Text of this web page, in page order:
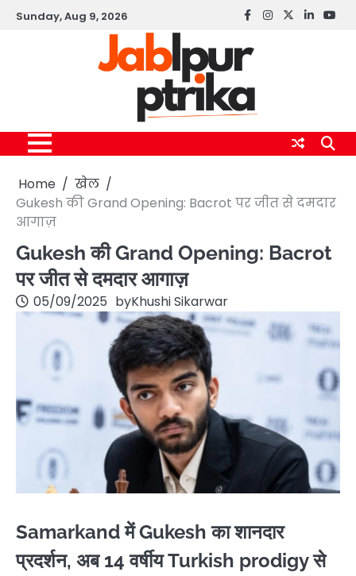
SkipSunday, Aug 9, 2026 Facebook
instagram
twitterlinkedin
Home
खेल
Gukesh की Grand Opening: Bacrot पर जीत से दमदार
आगाज़
Gukesh की Grand Opening: Bacrot
पर जीत से दमदार आगाज़
05/09/2025 byKhushi Sikarwar
Samarkand में Gukesh का शानदार
प्रदर्शन, अब 14 वर्षीय Turkish prodigy से